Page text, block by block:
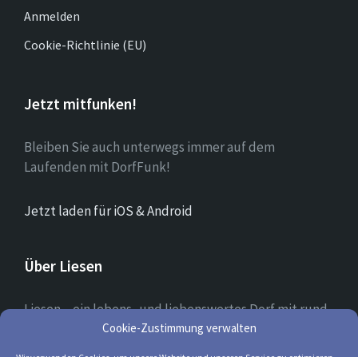
Cookie-Zustimmung verwalten
Anmelden
Cookie-Richtlinie (EU)
Jetzt mitfunken!
Bleiben Sie auch unterwegs immer auf dem
Laufenden mit DorfFunk!
Jetzt laden für iOS & Android
Über Liesen
Liesen – ein lebens- und liebenswertes Dorf mit rund
700 Einwohnern in dem Ehrenamt und ein tolles